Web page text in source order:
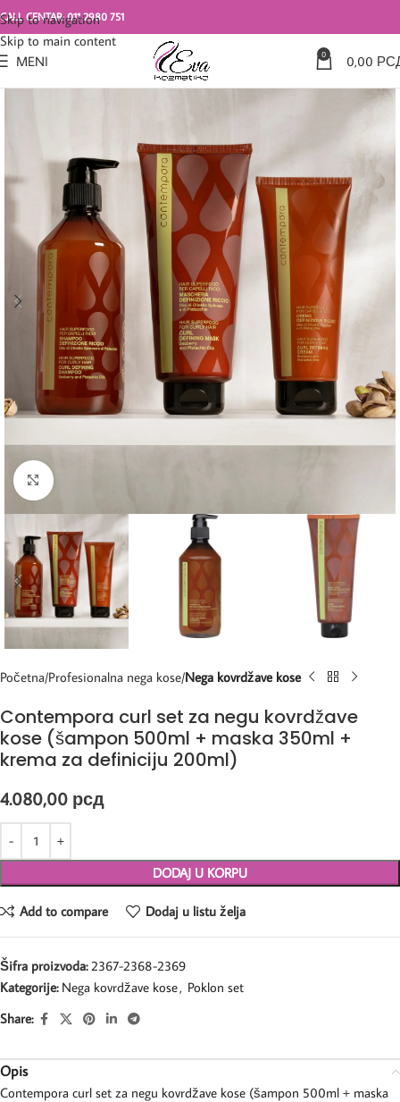
Skip to navigation
Skip to main content
CALL CENTAR: 011 2980 751
MENI 0 0,00
Kliknite za uvećanje
Početna Profesionalna nega kose Nega kovrdžave kose
Contempora curl set za negu kovrdžave
kose (šampon 500ml + maska 350ml +
krema za definiciju 200ml)
4.080,00 рсд
DODAJ U KORPU
Add to compare Dodaj u listu želja
Šifra proizvoda: 2367-2368-2369
Kategorije: Nega kovrdžave kose, Poklon set
Share:
Opis
Contempora curl set za negu kovrdžave kose (šampon 500ml + maska